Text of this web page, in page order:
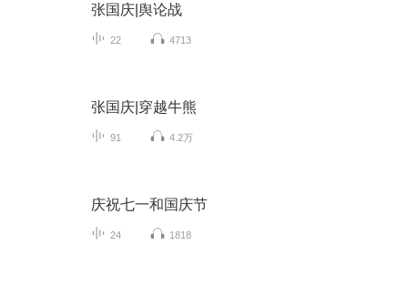
张国庆|舆论战
22 4713
张国庆|穿越牛熊
91 4.2万
庆祝七一和国庆节
24 1818